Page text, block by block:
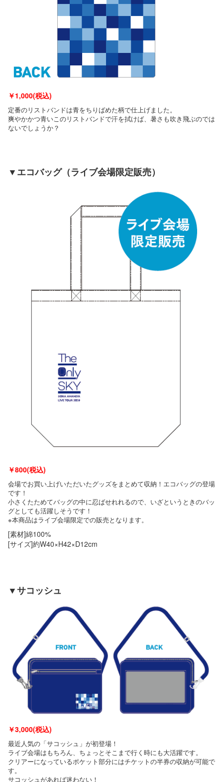
￥1,000(税込)
定番のリストバンドは青をちりばめた柄で仕上げました。
爽やかかつ青いこのリストバンドで汗を拭けば、暑さも吹き飛ぶのでは
ないでしょうか？
▼エコバッグ（ライブ会場限定販売）
￥800(税込)
会場でお買い上げいただいたグッズをまとめて収納！エコバッグの登場
です！
小さくたためてバッグの中に忍ばせれれるので、いざというときのバッ
グとしても活躍しそうです！
※本商品はライブ会場限定での販売となります。
[素材]綿100%
[サイズ]約W40×H42×D12cm
▼サコッシュ
￥3,000(税込)
最近人気の「サコッシュ」が初登場！
ライブ会場はもちろん、ちょっとそこまで行く時にも大活躍です。
クリアーになっているポケット部分にはチケットの半券の収納が可能で
す。
サコッシュがあれば迷わない！